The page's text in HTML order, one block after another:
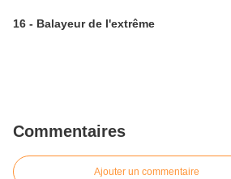
16 - Balayeur de l'extrême
Commentaires
Ajouter un commentaire